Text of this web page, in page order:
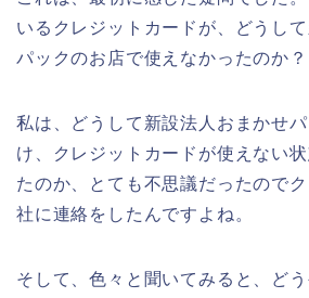
いるクレジットカードが、どうし
パックのお店で使えなかったのか？
私は、どうして新設法人おまかせ
け、クレジットカードが使えない
たのか、とても不思議だったので
社に連絡をしたんですよね。
そして、色々と聞いてみると、ど